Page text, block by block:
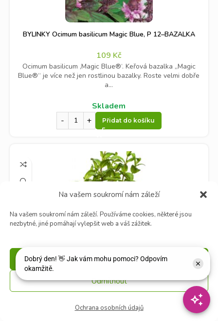
Na vašem soukromí nám záleží
Na vašem soukromí nám záleží. Používáme cookies, některé jsou
nezbytné, jiné pomáhají vylepšit web a váš zážitek.
Příjmout
Odmítnout
Ochrana osobních údajů
BYLINKY Ocimum basilicum Magic Blue, P 12–BAZALKA
109 Kč
Ocimum basilicum ‚Magic Blue®‘. Keřová bazalka „Magic
Blue®“ je více než jen rostlinou bazalky. Roste velmi dobře
a...
Skladem
Přidat do košíku
Tato máta je díky nízkému obsahu mentolu ideální pro známé
a velmi oblíbené koktejly „Mochito“, protože díky čerstv...